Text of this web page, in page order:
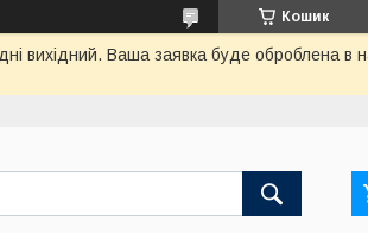
Кошик
вихідний. Ваша заявка буде оброблена в